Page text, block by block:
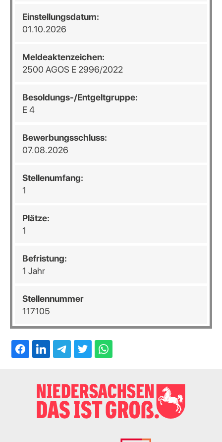
Einstellungsdatum:
01.10.2026
Meldeaktenzeichen:
2500 AGOS E 2996/2022
Besoldungs-/Entgeltgruppe:
E 4
Bewerbungsschluss:
07.08.2026
Stellenumfang:
1
Plätze:
1
Befristung:
1 Jahr
Stellennummer
117105